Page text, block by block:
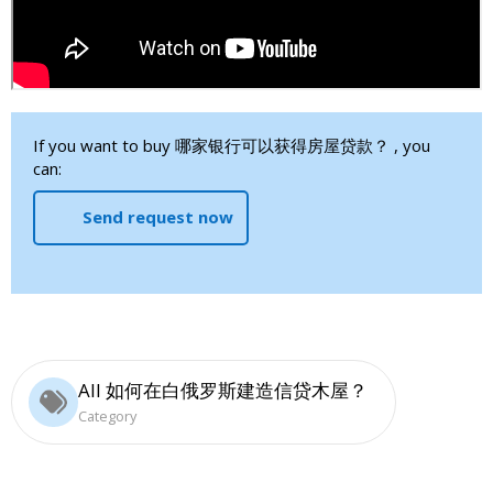
If you want to buy 哪家银行可以获得房屋贷款？ , you
can:
Send request now
All 如何在白俄罗斯建造信贷木屋？
Category